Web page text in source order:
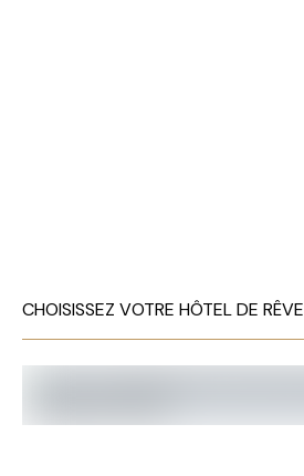
CHOISISSEZ VOTRE HÔTEL DE RÊVE